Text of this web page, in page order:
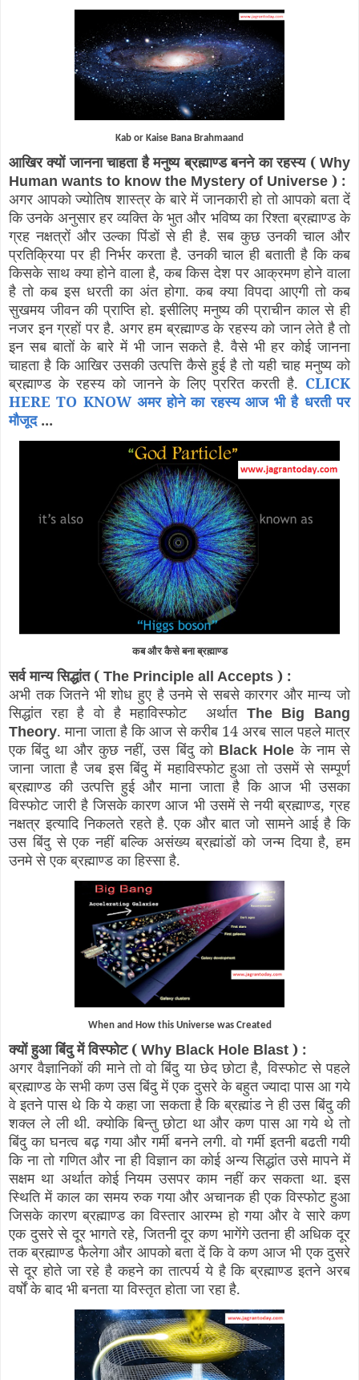
Kab or Kaise Bana Brahmaand
आखिर क्यों जानना चाहता है मनुष्य ब्रह्माण्ड बनने का रहस्य (Why
Human wants to know the Mystery of Universe ) :
अगर आपको ज्योतिष शास्त्र के बारे में जानकारी हो तो आपको बता दें
कि उनके अनुसार हर व्यक्ति के भुत और भविष्य का रिश्ता ब्रह्माण्ड के
ग्रह नक्षत्रों और उल्का पिंडों से ही है. सब कुछ उनकी चाल और
प्रतिक्रिया पर ही निर्भर करता है. उनकी चाल ही बताती है कि कब
किसके साथ क्या होने वाला है, कब किस देश पर आक्रमण होने वाला
है तो कब इस धरती का अंत होगा. कब क्या विपदा आएगी तो कब
सुखमय जीवन की प्राप्ति हो. इसीलिए मनुष्य की प्राचीन काल से ही
नजर इन ग्रहों पर है. अगर हम ब्रह्माण्ड के रहस्य को जान लेते है तो
इन सब बातों के बारे में भी जान सकते है. वैसे भी हर कोई जानना
चाहता है कि आखिर उसकी उत्पत्ति कैसे हुई है तो यही चाह मनुष्य को
ब्रह्माण्ड के रहस्य को जानने के लिए प्ररित करती है. CLICK
HERE TO KNOW अमर होने का रहस्य आज भी है धरती पर
मौजूद...
कब और कैसे बना ब्रह्माण्ड
सर्व मान्य सिद्धांत ( The Principle all Accepts ) :
अभी तक जितने भी शोध हुए है उनमे से सबसे कारगर और मान्य जो
सिद्धांत रहा है वो है महाविस्फोट अर्थात The Big Bang
Theory. माना जाता है कि आज से करीब 14 अरब साल पहले मात्र
एक बिंदु था और कुछ नहीं, उस बिंदु को Black Hole के नाम से
जाना जाता है जब इस बिंदु में महाविस्फोट हुआ तो उसमें से सम्पूर्ण
ब्रह्माण्ड की उत्पत्ति हुई और माना जाता है कि आज भी उसका
विस्फोट जारी है जिसके कारण आज भी उसमें से नयी ब्रह्माण्ड, ग्रह
नक्षत्र इत्यादि निकलते रहते है. एक और बात जो सामने आई है कि
उस बिंदु से एक नहीं बल्कि असंख्य ब्रह्मांडों को जन्म दिया है, हम
उनमे से एक ब्रह्माण्ड का हिस्सा है.
When and How this Universe was Created
क्यों हुआ बिंदु में विस्फोट ( Why Black Hole Blast ) :
अगर वैज्ञानिकों की माने तो वो बिंदु या छेद छोटा है, विस्फोट से पहले
ब्रह्माण्ड के सभी कण उस बिंदु में एक दुसरे के बहुत ज्यादा पास आ गये
वे इतने पास थे कि ये कहा जा सकता है कि ब्रह्मांड ने ही उस बिंदु की
शक्ल ले ली थी. क्योकि बिन्तु छोटा था और कण पास आ गये थे तो
बिंदु का घनत्व बढ़ गया और गर्मी बनने लगी. वो गर्मी इतनी बढती गयी
कि ना तो गणित और ना ही विज्ञान का कोई अन्य सिद्धांत उसे मापने में
सक्षम था अर्थात कोई नियम उसपर काम नहीं कर सकता था. इस
स्थिति में काल का समय रुक गया और अचानक ही एक विस्फोट हुआ
जिसके कारण ब्रह्माण्ड का विस्तार आरम्भ हो गया और वे सारे कण
एक दुसरे से दूर भागते रहे, जितनी दूर कण भागेंगे उतना ही अधिक दूर
तक ब्रह्माण्ड फैलेगा और आपको बता दें कि वे कण आज भी एक दुसरे
से दूर होते जा रहे है कहने का तात्पर्य ये है कि ब्रह्माण्ड इतने अरब
वर्षों के बाद भी बनता या विस्तृत होता जा रहा है.